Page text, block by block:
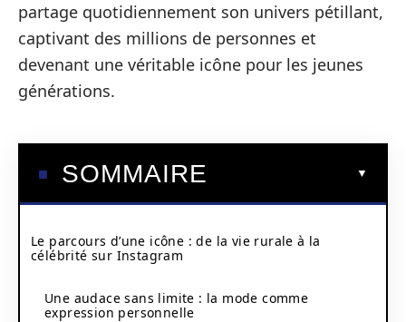
partage quotidiennement son univers pétillant,
captivant des millions de personnes et
devenant une véritable icône pour les jeunes
générations.
SOMMAIRE
Le parcours d’une icône : de la vie rurale à la
célébrité sur Instagram
Une audace sans limite : la mode comme
expression personnelle